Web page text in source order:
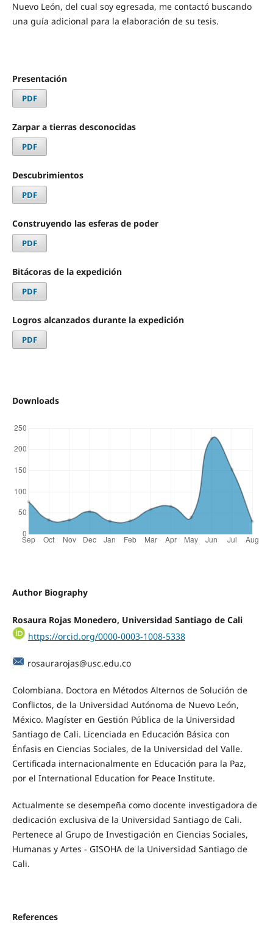
Nuevo León, del cual soy egresada, me contactó buscando
una guía adicional para la elaboración de su tesis.
Presentación
PDF
Zarpar a tierras desconocidas
PDF
Descubrimientos
PDF
Construyendo las esferas de poder
PDF
Bitácoras de la expedición
PDF
Logros alcanzados durante la expedición
PDF
Downloads
Author Biography
Rosaura Rojas Monedero, Universidad Santiago de Cali
https://orcid.org/0000-0003-1008-5338
rosaurarojas@usc.edu.co
Colombiana. Doctora en Métodos Alternos de Solución de
Conflictos, de la Universidad Autónoma de Nuevo León,
México. Magíster en Gestión Pública de la Universidad
Santiago de Cali. Licenciada en Educación Básica con
Énfasis en Ciencias Sociales, de la Universidad del Valle.
Certificada internacionalmente en Educación para la Paz,
por el International Education for Peace Institute.
Actualmente se desempeña como docente investigadora de
dedicación exclusiva de la Universidad Santiago de Cali.
Pertenece al Grupo de Investigación en Ciencias Sociales,
Humanas y Artes - GISOHA de la Universidad Santiago de
Cali.
References